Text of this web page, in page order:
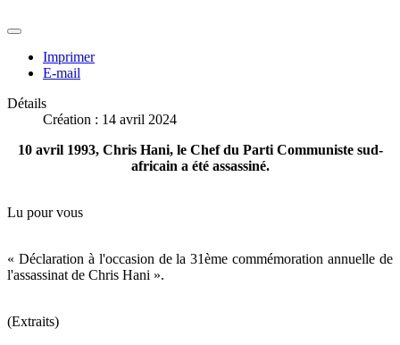
Imprimer
E-mail
Détails
Création : 14 avril 2024
10 avril 1993, Chris Hani, le Chef du Parti Communiste sud-
africain a été assassiné.
Lu pour vous
« Déclaration à l'occasion de la 31ème commémoration annuelle de
l'assassinat de Chris Hani ».
(Extraits)